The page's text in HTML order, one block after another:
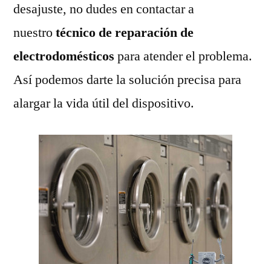
desajuste, no dudes en contactar a
nuestrotécnico de reparación de
electrodomésticos para atender el problema.
Así podemos darte la solución precisa para
alargar la vida útil del dispositivo.